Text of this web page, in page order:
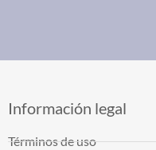
Información legal
Términos de uso